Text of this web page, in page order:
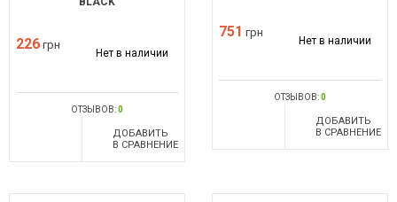
226 грн
Нет в наличии
ОТЗЫВОВ:0
ДОБАВИТЬ
В СРАВНЕНИЕ
751 грн
Нет в наличии
ОТЗЫВОВ:0
ДОБАВИТЬ
В СРАВНЕНИЕ